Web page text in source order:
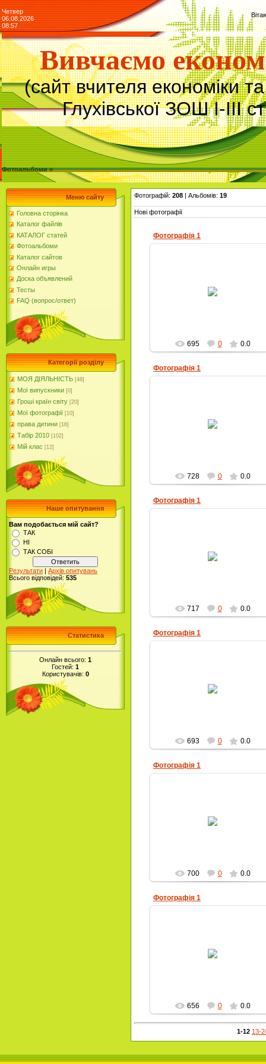
Четвер
06.08.2026
08:57
Вивчаємо
(сайт вчителя економіки
Глухівської ЗОШ І-ІІІ
Фотоальбоми »
Меню сайту
Головна сторінка
Каталог файлів
КАТАЛОГ статей
Фотоальбоми
Каталог сайтов
Онлайн игры
Доска объявлений
Тесты
FAQ (вопрос/ответ)
Категорії розділу
МОЯ ДІЯЛЬНІСТЬ [48]
Мої випускники [0]
Гроші країн світу [20]
Мої фотографії [10]
права дитини [16]
Табір 2010 [102]
Мій клас [12]
Наше опитування
Вам подобається мій сайт?
ТАК
НІ
ТАК СОБІ
Результати | Архів опитувань
Всього відповідей: 535
Статистика
Онлайн всього: 1
Гостей: 1
Користувачів: 0
Фотографій: 208 | Альбомів: 19
Нові фотографії
Фотографія 1
uchasnik%D1%96v-ta-
695 0 0.0
Фотографія 1
728 0 0.0
Фотографія 1
717 0 0.0
Фотографія 1
693 0 0.0
Фотографія 1
700 0 0.0
Фотографія 1
656 0 0.0
1-12 13-